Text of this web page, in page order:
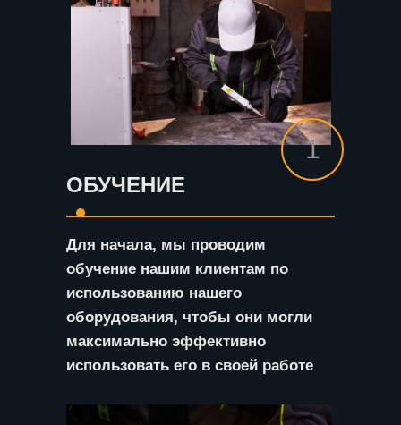
ОБУЧЕНИЕ
Для начала, мы проводим
обучение нашим клиентам по
использованию нашего
оборудования, чтобы они могли
максимально эффективно
использовать его в своей работе
1